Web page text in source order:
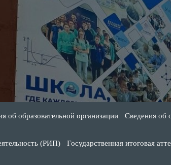
об образовательной организации Сведения об
(РИП) Государственная итоговая